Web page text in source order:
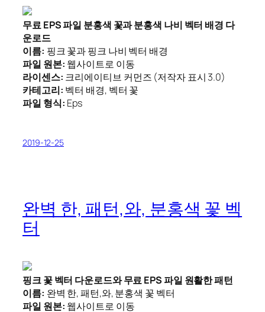
무료 EPS 파일 분홍색 꽃과 분홍색 나비 벡터 배경 다
운로드
이름: 핑크 꽃과 핑크 나비 벡터 배경
파일 원본: 웹사이트로 이동
라이센스: 크리에이티브 커먼즈 (저작자 표시 3.0)
카테고리: 벡터 배경, 벡터 꽃
파일 형식: Eps
2019-12-25
완벽 한, 패턴,와, 분홍색 꽃 벡
터
핑크 꽃 벡터 다운로드와 무료 EPS 파일 원활한 패턴
이름: 완벽 한, 패턴,와, 분홍색 꽃 벡터
파일 원본: 웹사이트로 이동